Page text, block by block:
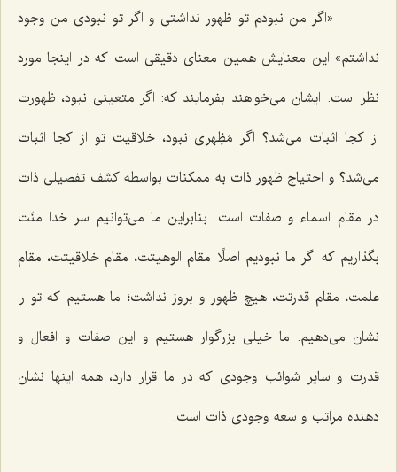
«اگر من نبودم تو ظهور نداشتى و اگر تو نبودى من وجود
نداشتم» این معنایش همین معناى دقیقى است كه در اینجا مورد
نظر است. ایشان مى‌خواهند بفرمایند كه: اگر متعینى نبود، ظهورت
از كجا اثبات مى‌شد؟ اگر مَظِهرى نبود، خلاقیت تو از كجا اثبات
مى‌شد؟ و احتیاج ظهور ذات به ممكنات بواسطه كشف تفصیلى ذات
در مقام اسماء و صفات است. بنابراین ما مى‌توانیم سر خدا منّت
بگذاریم كه اگر ما نبودیم اصلًا مقام الوهیتت، مقام خلاقیتت، مقام
علمت، مقام قدرتت، هیچ ظهور و بروز نداشت؛ ما هستیم كه تو را
نشان مى‌دهیم. ما خیلى بزرگوار هستیم و این صفات و افعال و
قدرت و سایر شوائب وجودى كه در ما قرار دارد، همه اینها نشان
دهنده مراتب و سعه وجودى ذات است.